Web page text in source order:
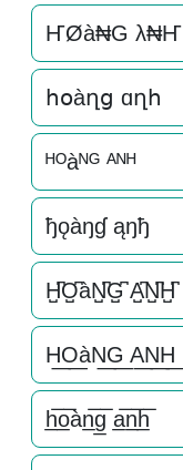
ҤØà₦G λ₦Ҥ
հօàղց ɑղհ
ᴴᴼàᴺᴳ ᴬᴺᴴ
ђǫàŋɠ ąŋђ
H̺͆O̺͆àN̺͆G̺͆ A̺͆N̺͆H̺͆
H͟O͟àN͟G͟ A͟N͟H͟
h̲̅o̲̅àn̲̅g̲̅ a̲̅n̲̅h̲̅